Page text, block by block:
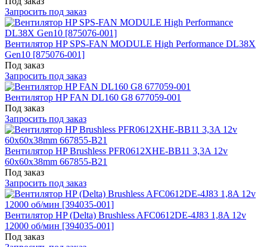
Запросить под заказ
Вентилятор HP SPS-FAN MODULE High Performance DL38X
Gen10 [875076-001]
Под заказ
Запросить под заказ
Вентилятор HP FAN DL160 G8 677059-001
Под заказ
Запросить под заказ
Вентилятор HP Brushless PFR0612XHE-BB11 3,3A 12v
60x60x38mm 667855-B21
Под заказ
Запросить под заказ
Вентилятор HP (Delta) Brushless AFC0612DE-4J83 1,8A 12v
12000 об/мин [394035-001]
Под заказ